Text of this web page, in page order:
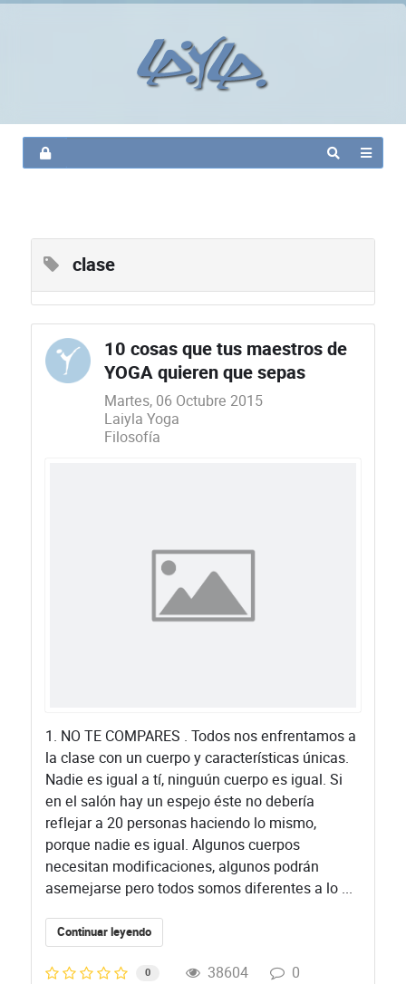
clase
10 cosas que tus maestros de
YOGA quieren que sepas
Martes, 06 Octubre 2015
Laiyla Yoga
Filosofía
1. NO TE COMPARES . Todos nos enfrentamos a
la clase con un cuerpo y características únicas.
Nadie es igual a tí, ninguún cuerpo es igual. Si
en el salón hay un espejo éste no debería
reflejar a 20 personas haciendo lo mismo,
porque nadie es igual. Algunos cuerpos
necesitan modificaciones, algunos podrán
asemejarse pero todos somos diferentes a lo ...
Continuar leyendo
0 38604
0